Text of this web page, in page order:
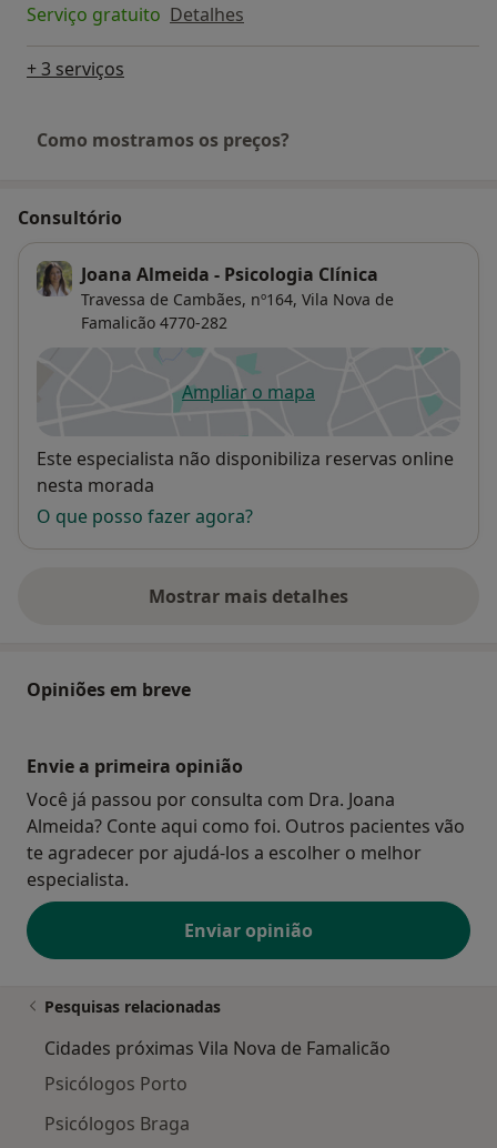
Serviço gratuito Detalhes
+ 3 serviços
Como mostramos os preços?
Consultório
Joana Almeida - Psicologia Clínica
Travessa de Cambães, nº164, Vila Nova de
Famalicão 4770-282
Ampliar o mapaabre num novo separador
Disponibilidade
Este especialista não disponibiliza reservas online
nesta morada
O que posso fazer agora?
Mostrar mais detalhes
sobre o endereço
Opiniões em breve
Envie a primeira opinião
Você já passou por consulta com Dra. Joana
Almeida? Conte aqui como foi. Outros pacientes vão
te agradecer por ajudá-los a escolher o melhor
especialista.
Enviar opinião
Pesquisas relacionadas
Cidades próximas Vila Nova de Famalicão
Psicólogos Porto
Psicólogos Braga